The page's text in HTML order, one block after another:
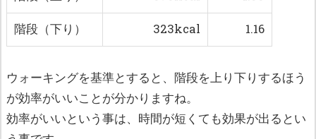
階段（下り） 323kcal 1.16
ウォーキングを基準とすると、階段を上り下りするほう
が効率がいいことが分かりますね。
効率がいいという事は、時間が短くても効果が出るとい